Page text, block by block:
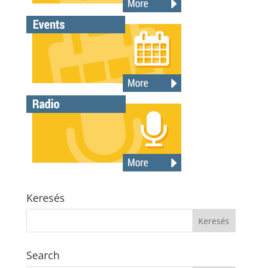
Keresés
Search